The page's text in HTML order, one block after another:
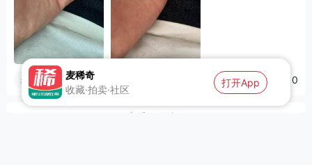
来聊两句 0 0
查看更多贴子
麦稀奇
收藏·拍卖·社区
打开App